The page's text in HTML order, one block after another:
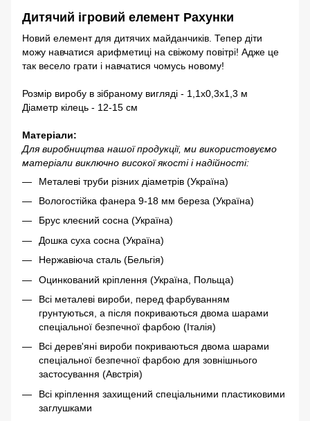
Дитячий ігровий елемент Рахунки
Новий елемент для дитячих майданчиків. Тепер діти
можу навчатися арифметиці на свіжому повітрі! Адже це
так весело грати і навчатися чомусь новому!
Розмір виробу в зібраному вигляді - 1,1х0,3х1,3 м
Діаметр кілець - 12-15 см
Матеріали:
Для виробництва нашої продукції, ми використовуємо
матеріали виключно високої якості і надійності:
Металеві труби різних діаметрів (Україна)
Вологостійка фанера 9-18 мм береза ​​(Україна)
Брус клеєний сосна (Україна)
Дошка суха сосна (Україна)
Нержавіюча сталь (Бельгія)
Оцинкований кріплення (Україна, Польща)
Всі металеві вироби, перед фарбуванням
грунтуються, а після покриваються двома шарами
спеціальної безпечної фарбою (Італія)
Всі дерев'яні вироби покриваються двома шарами
спеціальної безпечної фарбою для зовнішнього
застосування (Австрія)
Всі кріплення захищений спеціальними пластиковими
заглушками